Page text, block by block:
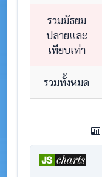
รวมมัธยม
ปลายและ
เทียบเท่า
รวมทั้งหมด